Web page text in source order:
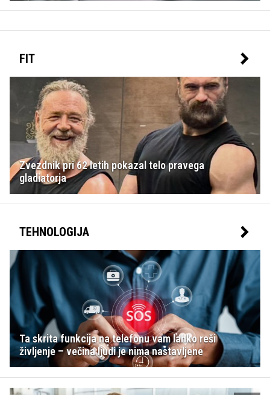
FIT
Zvezdnik pri 62 letih pokazal telo pravega
gladiatorja
TEHNOLOGIJA
Ta skrita funkcija na telefonu vam lahko reši
življenje – večina ljudi je nima nastavljene